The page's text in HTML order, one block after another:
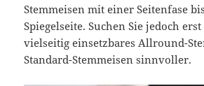
Stemmeisen mit einer Seitenfase
Spiegelseite. Suchen Sie jedoch
vielseitig einsetzbares Allround-
Standard-Stemmeisen sinnvoller.